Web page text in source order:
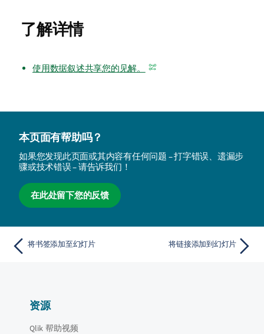
了解详情
使用数据叙述共享您的见解。
本页面有帮助吗？
如果您发现此页面或其内容有任何问题 – 打字错误、遗漏步
骤或技术错误 – 请告诉我们！
在此处留下您的反馈
将书签添加至幻灯片 将链接添加到幻灯片
资源
Qlik 帮助视频